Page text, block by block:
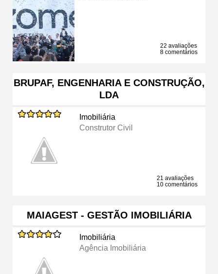
22 avaliações
8 comentários
BRUPAF, ENGENHARIA E CONSTRUÇÃO,
LDA
Imobiliária
Construtor Civil
21 avaliações
10 comentários
MAIAGEST - GESTÃO IMOBILIÁRIA
Imobiliária
Agência Imobiliária